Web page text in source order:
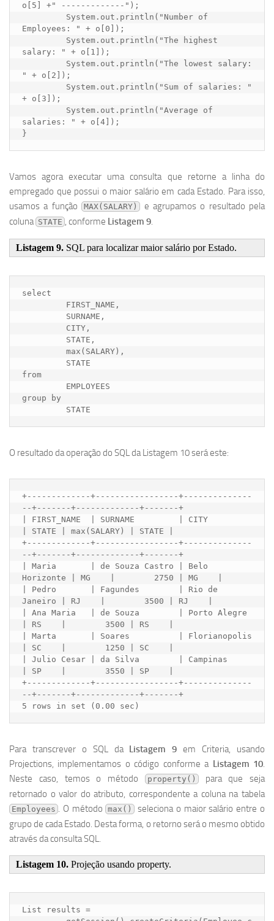
o[5] +" -------------");
Employees: " + o[0]);
salary: " + o[1]);
" + o[2]);
+ o[3]);
salaries: " + o[4]);
Vamos agora executar uma consulta que retorne a linha do
empregado que possui o maior salário em cada Estado. Para isso,
usamos a função MAX(SALARY)
e agrupamos o resultado pela
coluna STATE , conforme Listagem 9.
Listagem 9. SQL para localizar maior salário por Estado.
select
from
group by
O resultado da operação do SQL da Listagem 10 será este:
+-------------+-----------------+--------------
--+-------+-------------+-------+
| FIRST_NAME  | SURNAME         | CITY
| STATE | max(SALARY) | STATE |
+-------------+-----------------+--------------
--+-------+-------------+-------+
| Maria       | de Souza Castro | Belo
Horizonte | MG    |        2750 | MG    |
| Pedro       | Fagundes        | Rio de
Janeiro | RJ    |        3500 | RJ    |
| Ana Maria   | de Souza        | Porto Alegre
| RS    |        3500 | RS    |
| Marta       | Soares          | Florianopolis
| SC    |        1250 | SC    |
| Julio Cesar | da Silva        | Campinas
| SP    |        3550 | SP    |
+-------------+-----------------+--------------
--+-------+-------------+-------+
Para transcrever o SQL da Listagem 9 em Criteria, usando
Projections, implementamos o código conforme a Listagem 10.
Neste caso, temos o método
property() para que seja
retornado o valor do atributo, correspondente a coluna na tabela
Employees . O método max()
seleciona o maior salário entre o
grupo de cada Estado. Desta forma, o retorno será o mesmo obtido
através da consulta SQL.
Listagem 10. Projeção usando property.
List results =